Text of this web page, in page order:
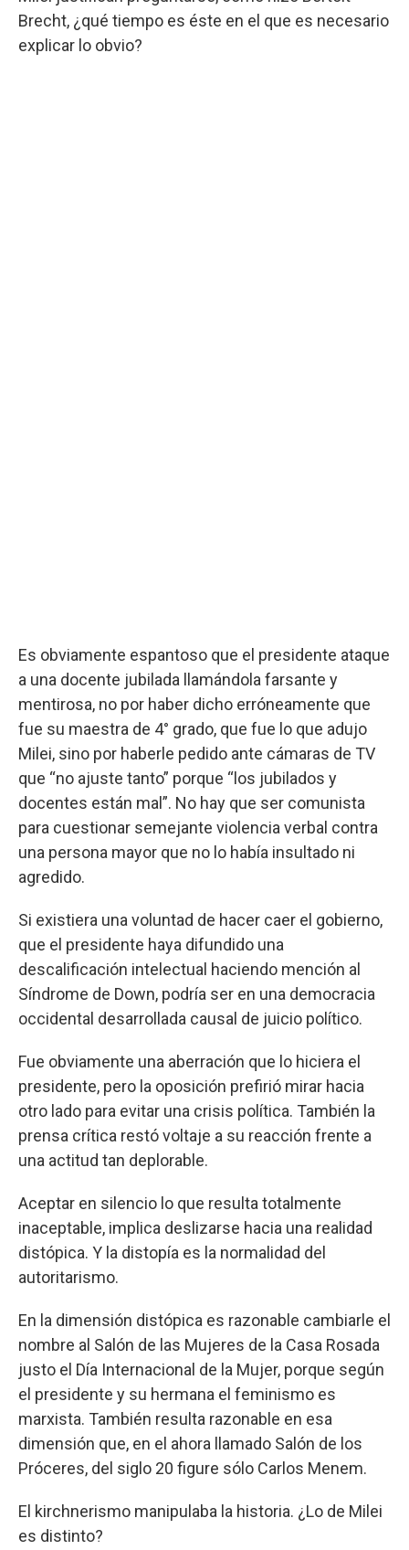
Brecht, ¿qué tiempo es éste en el que es necesario
explicar lo obvio?
Es obviamente espantoso que el presidente ataque
a una docente jubilada llamándola farsante y
mentirosa, no por haber dicho erróneamente que
fue su maestra de 4° grado, que fue lo que adujo
Milei, sino por haberle pedido ante cámaras de TV
que “no ajuste tanto” porque “los jubilados y
docentes están mal”. No hay que ser comunista
para cuestionar semejante violencia verbal contra
una persona mayor que no lo había insultado ni
agredido.
Si existiera una voluntad de hacer caer el gobierno,
que el presidente haya difundido una
descalificación intelectual haciendo mención al
Síndrome de Down, podría ser en una democracia
occidental desarrollada causal de juicio político.
Fue obviamente una aberración que lo hiciera el
presidente, pero la oposición prefirió mirar hacia
otro lado para evitar una crisis política. También la
prensa crítica restó voltaje a su reacción frente a
una actitud tan deplorable.
Aceptar en silencio lo que resulta totalmente
inaceptable, implica deslizarse hacia una realidad
distópica. Y la distopía es la normalidad del
autoritarismo.
En la dimensión distópica es razonable cambiarle el
nombre al Salón de las Mujeres de la Casa Rosada
justo el Día Internacional de la Mujer, porque según
el presidente y su hermana el feminismo es
marxista. También resulta razonable en esa
dimensión que, en el ahora llamado Salón de los
Próceres, del siglo 20 figure sólo Carlos Menem.
El kirchnerismo manipulaba la historia. ¿Lo de Milei
es distinto?